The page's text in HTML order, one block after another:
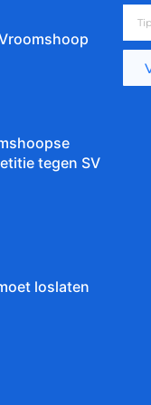
tegen SV
loslaten